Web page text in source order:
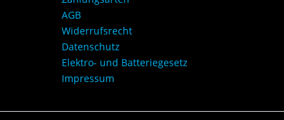
AGB
Widerrufsrecht
Datenschutz
Elektro- und Batteriegesetz
Impressum